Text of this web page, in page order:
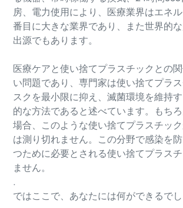
房、電力使用により、医療業界はエネ
番目に大きな業界であり、また世界的
出源でもあります。
医療ケアと使い捨てプラスチックとの
い問題であり、専門家は使い捨てプラ
スクを最小限に抑え、滅菌環境を維持
的な方法であると述べています。もち
場合、このような使い捨てプラスチッ
は測り切れません。この分野で感染を
つために必要とされる使い捨てプラス
ません。
.
ではここで、あなたには何ができるで